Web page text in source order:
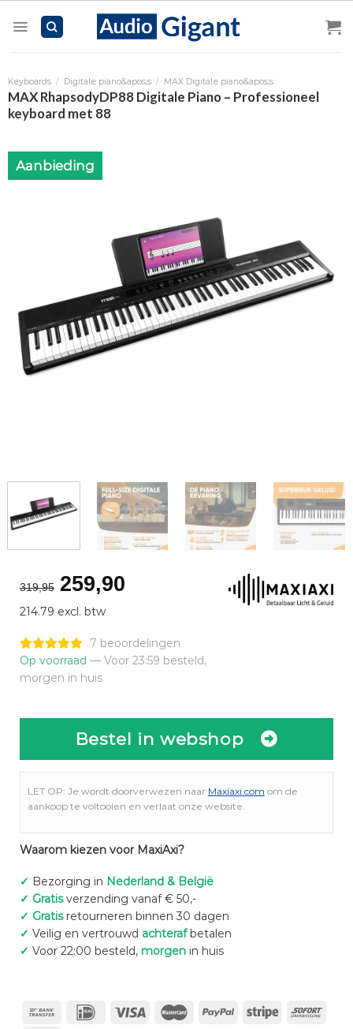
Keyboards / Digitale piano&apos;s / MAX Digitale piano&apos;s
MAX RhapsodyDP88 Digitale Piano – Professioneel
keyboard met 88
Aanbieding
319,95 Oorspronkelijke
prijs
was:
€319,95.
259,90Huidige
€259,90.
214.79 excl. btw
7 beoordelingen
Op voorraad — Voor 23:59 besteld,
morgen in huis
Bestel in webshop
LET OP: Je wordt doorverwezen naar Maxiaxi.com om de
aankoop te voltooien en verlaat onze website.
Waarom kiezen voor MaxiAxi?
✓ Bezorging in Nederland & België
✓ Gratisverzending vanaf € 50,-
✓ Gratisretourneren binnen 30 dagen
✓ Veilig en vertrouwd achterafbetalen
✓ Voor 22:00 besteld, morgenin huis